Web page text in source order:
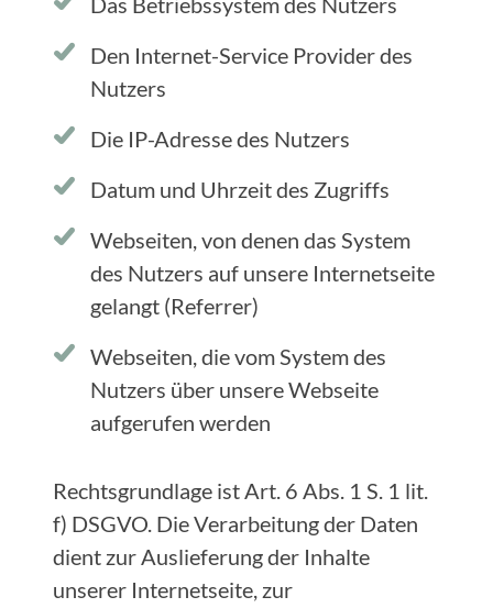
Den Internet-Service Provider des
Nutzers
Die IP-Adresse des Nutzers
Datum und Uhrzeit des Zugriffs
Webseiten, von denen das System
des Nutzers auf unsere Internetseite
gelangt (Referrer)
Webseiten, die vom System des
Nutzers über unsere Webseite
aufgerufen werden
Rechtsgrundlage ist Art. 6 Abs. 1 S. 1 lit.
f) DSGVO. Die Verarbeitung der Daten
dient zur Auslieferung der Inhalte
unserer Internetseite, zur